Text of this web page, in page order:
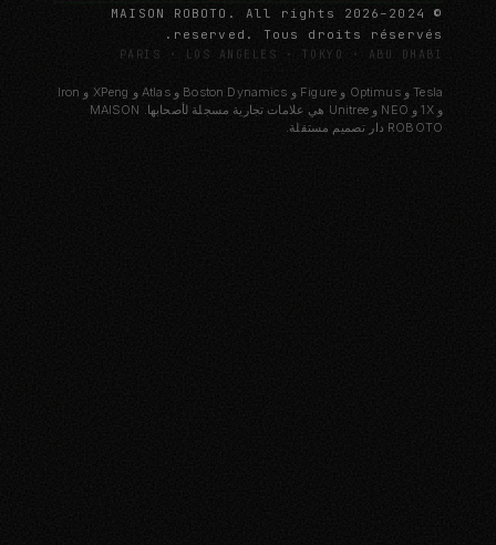
© 2024–2026 MAISON ROBOTO. All rights
reserved. Tous droits réservés.
PARIS · LOS ANGELES · TOKYO · ABU DHABI
Tesla و Optimus و Figure و Boston Dynamics و Atlas و XPeng و Iron
و 1X و NEO و Unitree هي علامات تجارية مسجلة لأصحابها. MAISON
ROBOTO دار تصميم مستقلة.